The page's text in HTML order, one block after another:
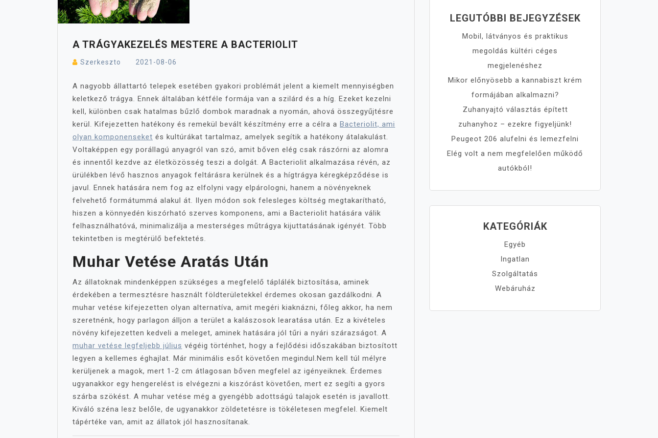
A TRÁGYAKEZELÉS MESTERE A BACTERIOLIT
Szerkeszto 2021-08-06
A nagyobb állattartó telepek esetében gyakori problémát jelent a kiemelt mennyiségben
keletkező trágya. Ennek általában kétféle formája van a szilárd és a híg. Ezeket kezelni
kell, különben csak hatalmas bűzlő dombok maradnak a nyomán, ahová összegyűjtésre
kerül. Kifejezetten hatékony és remekül bevált készítmény erre a célra a Bacteriolit, ami
olyan komponenseket és kultúrákat tartalmaz, amelyek segítik a hatékony átalakulást.
Voltaképpen egy porállagú anyagról van szó, amit bőven elég csak rászórni az alomra
és innentől kezdve az életközösség teszi a dolgát. A Bacteriolit alkalmazása révén, az
ürülékben lévő hasznos anyagok feltárásra kerülnek és a hígtrágya kéregképződése is
javul. Ennek hatására nem fog az elfolyni vagy elpárologni, hanem a növényeknek
felvehető formátummá alakul át. Ilyen módon sok felesleges költség megtakarítható,
hiszen a könnyedén kiszórható szerves komponens, ami a Bacteriolit hatására válik
felhasználhatóvá, minimalizálja a mesterséges műtrágya kijuttatásának igényét. Több
tekintetben is megtérülő befektetés.
Muhar Vetése Aratás Után
Az állatoknak mindenképpen szükséges a megfelelő táplálék biztosítása, aminek
érdekében a termesztésre használt földterületekkel érdemes okosan gazdálkodni. A
muhar vetése kifejezetten olyan alternatíva, amit megéri kiaknázni, főleg akkor, ha nem
szeretnénk, hogy parlagon álljon a terület a kalászosok learatása után. Ez a kivételes
növény kifejezetten kedveli a meleget, aminek hatására jól tűri a nyári szárazságot. A
muhar vetése legfeljebb július végéig történhet, hogy a fejlődési időszakában biztosított
legyen a kellemes éghajlat. Már minimális esőt követően megindul.Nem kell túl mélyre
kerüljenek a magok, mert 1-2 cm átlagosan bőven megfelel az igényeiknek. Érdemes
ugyanakkor egy hengerelést is elvégezni a kiszórást követően, mert ez segíti a gyors
szárba szökést. A muhar vetése még a gyengébb adottságú talajok esetén is javallott.
Kiváló széna lesz belőle, de ugyanakkor zöldetetésre is tökéletesen megfelel. Kiemelt
tápértéke van, amit az állatok jól hasznosítanak.
LEGUTÓBBI BEJEGYZÉSEK
Mobil, látványos és praktikus
megoldás kültéri céges
megjelenéshez
Mikor előnyösebb a kannabiszt krém
formájában alkalmazni?
Zuhanyajtó választás épített
zuhanyhoz – ezekre figyeljünk!
Peugeot 206 alufelni és lemezfelni
Elég volt a nem megfelelően működő
autókból!
KATEGÓRIÁK
Egyéb
Ingatlan
Szolgáltatás
Webáruház